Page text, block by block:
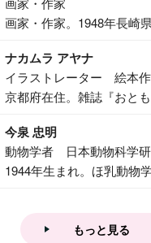
画家・作家。1948年長崎
ナカムラ アヤナ
イラストレーター 絵本
京都府在住。雑誌『おと
今泉 忠明
動物学者 日本動物科学
1944年生まれ。ほ乳動物
もっと見る